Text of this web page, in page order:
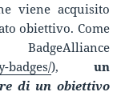
viene acquisito
obiettivo. Come
badges/), un
di un obiettivo